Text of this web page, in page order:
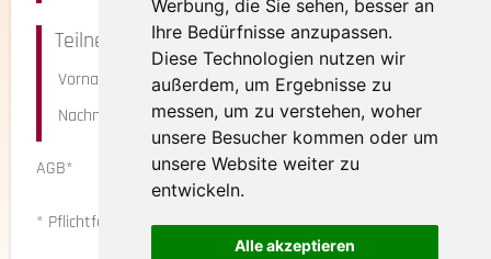
Werbung, die Sie sehen, besser an
Ihre Bedürfnisse anzupassen.
Diese Technologien nutzen wir
außerdem, um Ergebnisse zu
messen, um zu verstehen, woher
unsere Besucher kommen oder um
unsere Website weiter zu
entwickeln.
Alle akzeptieren
Teilnehmer 2
Vorname
Nachname
AGB*
Ja, ich habe die AGBs gelesen
und bin mit diesen einverstanden.
* Pflichtfeld